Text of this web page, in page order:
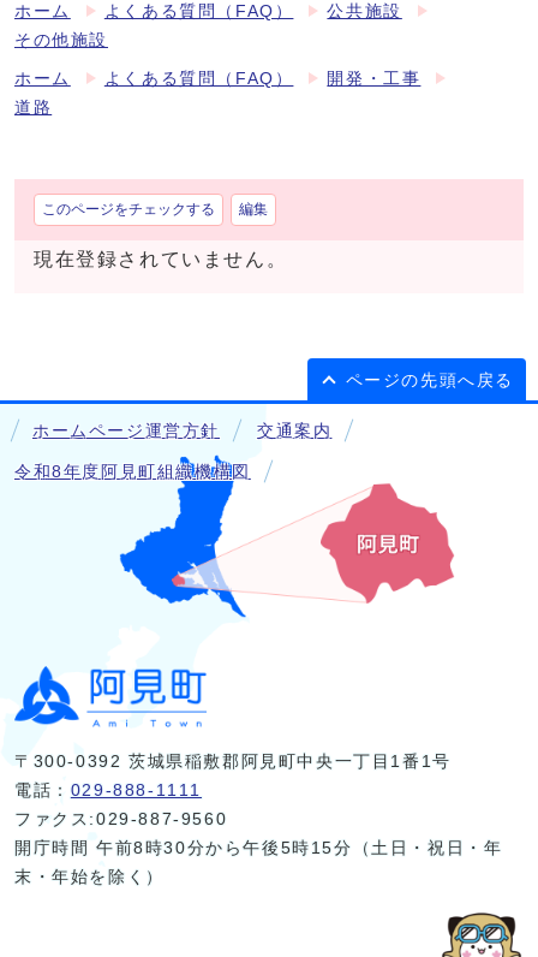
ホーム よくある質問（FAQ）
公共施設
その他施設
ホーム よくある質問（FAQ）
開発・工事
道路
このページをチェックする 編集
現在登録されていません。
ページの先頭へ戻る
ホームページ運営方針 交通案内
令和8年度阿見町組織機構図
〒300-0392 茨城県稲敷郡阿見町中央一丁目1番1号
電話： 029-888-1111
ファクス:029-887-9560
開庁時間 午前8時30分から午後5時15分（土日・祝日・年
末・年始を除く）